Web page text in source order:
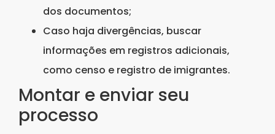
dos documentos;
Caso haja divergências, buscar
informações em registros adicionais,
como censo e registro de imigrantes.
Montar e enviar seu
processo